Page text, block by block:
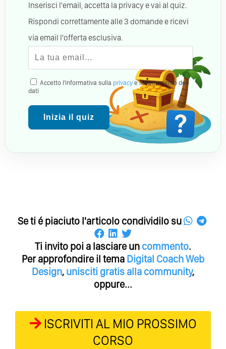
Inserisci l'email, accetta la privacy e vai al quiz.
Rispondi correttamente alle 3 domande e ricevi
via email l'offerta esclusiva.
Accetto l'informativa sulla privacy e il trattamento dei
dati
Inizia il quiz
Se ti é piaciuto l'articolo condividilo su
Ti invito poi a lasciare un commento.
Per approfondire il tema Digital CoachWeb
Design, unisciti gratis alla community,
oppure...
ISCRIVITI AL MIO PROSSIMO
CORSO